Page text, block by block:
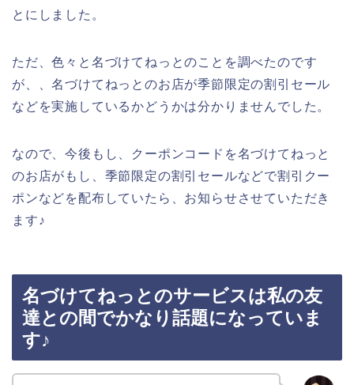
とにしました。
ただ、色々と名づけてねっとのことを調べたのです
が、、名づけてねっとのお店が季節限定の割引セール
などを実施しているかどうかは分かりませんでした。
なので、今後もし、クーポンコードを名づけてねっと
のお店がもし、季節限定の割引セールなどで割引クー
ポンなどを配布していたら、お知らせさせていただき
ます♪
名づけてねっとのサービスは私の友
達との間でかなり話題になっていま
す♪